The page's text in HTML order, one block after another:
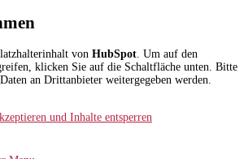
von HubSpot . Um auf den
klicken Sie auf die Schaltfläche unten. Bitte
an Drittanbieter weitergegeben werden.
und Inhalte entsperren